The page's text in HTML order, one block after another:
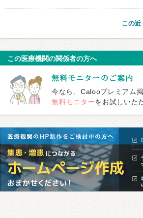
この近
この医療機関の関係者の方へ
今なら、Calooプレミアム
無料モニターをお試しいた